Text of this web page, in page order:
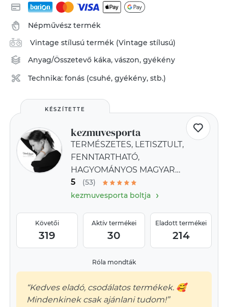
Népművész termék
Vintage stílusú termék (Vintage stílusú)
Anyag/Összetevő káka,vászon,gyékény
Technika:fonás (csuhé, gyékény, stb.)
KÉSZÍTETTE
kezmuvesporta
TERMÉSZETES, LETISZTULT,
FENNTARTHATÓ,
HAGYOMÁNYOS MAGYAR
KÉZMŰVES TERMÉKEK
5
(53)
kezmuvesporta boltja›
Követői
319
Aktív termékei
30
Eladott termékei
214
Róla mondták
“Kedves eladó, csodálatos termékek. 🥰
Mindenkinek csak ajánlani tudom!”